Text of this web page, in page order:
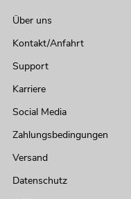
Über uns
Kontakt/Anfahrt
Support
Karriere
Social Media
Zahlungsbedingungen
Versand
Datenschutz